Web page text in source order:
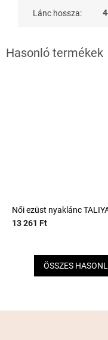
Lánc hossza:
Női ezüst nyaklánc
13 261 Ft
ÖSSZES